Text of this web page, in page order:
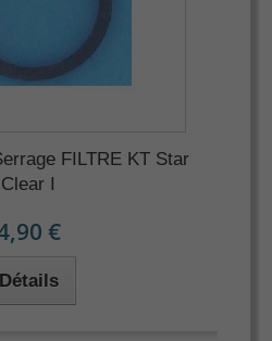
FILTRE KT Star
Clear I
€
Détails